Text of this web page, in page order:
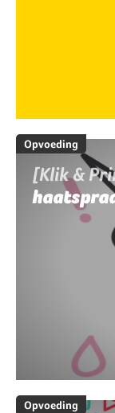
Opvoeding
[Klik &
Opvoeding